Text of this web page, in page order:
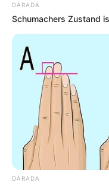
DARADA
Schumachers Zustand
DARADA